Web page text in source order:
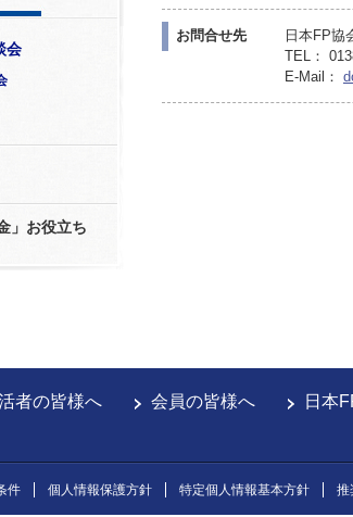
会
」お役立ち
お問合せ先
日本FP協
TEL：
E-Mail：
者の皆様へ 会員の皆様へ 日本
件 個人情報保護方針 特定個人情報基本方針 推